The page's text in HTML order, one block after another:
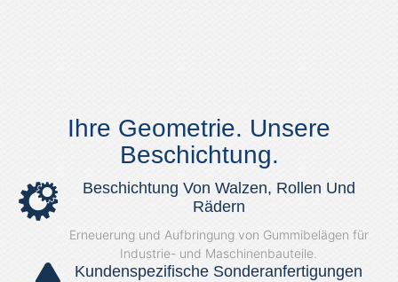
Ihre Geometrie. Unsere
Beschichtung.
Beschichtung Von Walzen, Rollen Und
Rädern
Erneuerung und Aufbringung von Gummibelägen für
Industrie- und Maschinenbauteile.
Kundenspezifische Sonderanfertigungen